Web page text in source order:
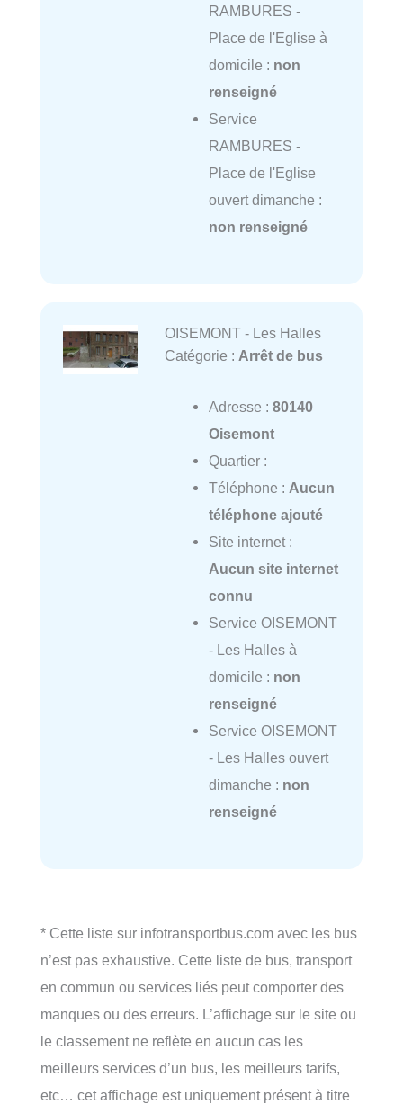
RAMBURES -
Place de l'Eglise à
domicile : non
renseigné
Service
RAMBURES -
Place de l'Eglise
ouvert dimanche :
non renseigné
OISEMONT - Les Halles
Catégorie : Arrêt de bus
Adresse : 80140
Oisemont
Quartier :
Téléphone : Aucun
téléphone ajouté
Site internet :
Aucun site internet
connu
Service OISEMONT
- Les Halles à
domicile : non
renseigné
Service OISEMONT
- Les Halles ouvert
dimanche : non
renseigné
* Cette liste sur infotransportbus.com avec les bus
n’est pas exhaustive. Cette liste de bus, transport
en commun ou services liés peut comporter des
manques ou des erreurs. L’affichage sur le site ou
le classement ne reflète en aucun cas les
meilleurs services d’un bus, les meilleurs tarifs,
etc… cet affichage est uniquement présent à titre